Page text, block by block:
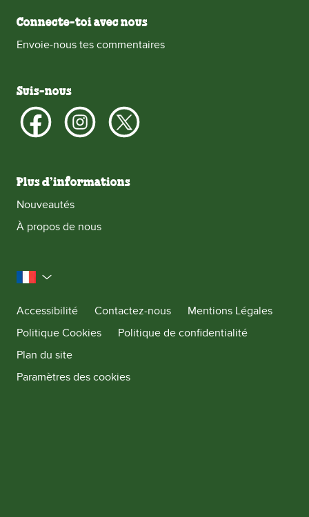
Connecte-toi avec nous
Envoie-nous tes commentaires
Suis-nous
Plus d’informations
Nouveautés
À propos de nous
la France
Accessibilité
Contactez-nous
Mentions Légales
Politique Cookies
Politique de confidentialité
Plan du site
Paramètres des cookies